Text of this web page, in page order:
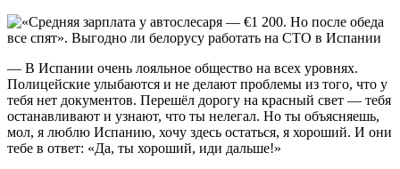
— В Испании очень лояльное общество на всех уровнях.
Полицейские улыбаются и не делают проблемы из того, что у
тебя нет документов. Перешёл дорогу на красный свет — тебя
останавливают и узнают, что ты нелегал. Но ты объясняешь,
мол, я люблю Испанию, хочу здесь остаться, я хороший. И они
тебе в ответ: «Да, ты хороший, иди дальше!»